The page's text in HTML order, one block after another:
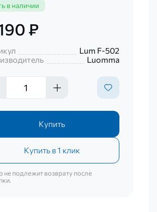
в наличии
₽
Lum F-502
Luomma
Купить
Купить в 1 клик
не подлежит возврату после